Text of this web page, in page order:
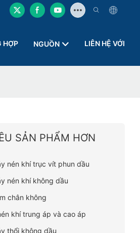
HỢP NGUỒN LIÊN HỆ VỚI
SẢN PHẨM HƠN
nén khí trục vít phun dầu
nén khí không dầu
chân không
khí trung áp và cao áp
thổi không dầu